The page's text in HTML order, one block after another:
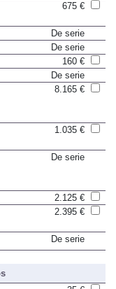
De serie
De serie
160 €
De serie
2.125 €
De serie